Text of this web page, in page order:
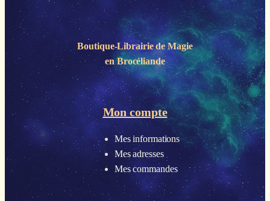
Boutique-Librairie deMagie
en Brocéliande
Mon compte
Mes informations
Mes adresses
Mes commandes